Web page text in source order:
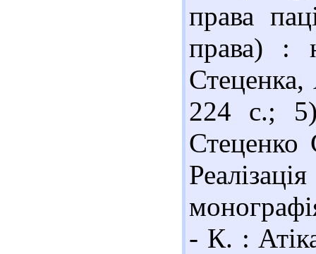
права
права) :
224 с.;
- К. :